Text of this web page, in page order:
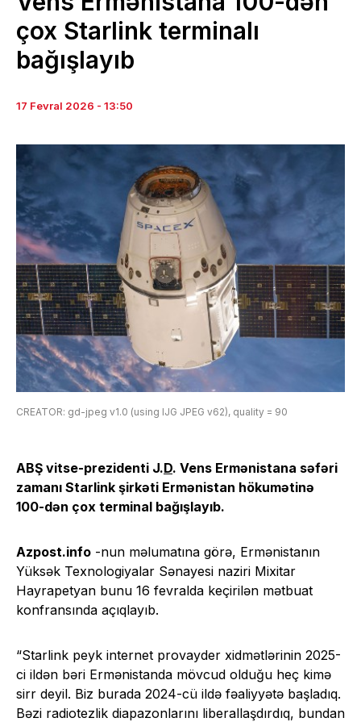
çox Starlink terminalı
bağışlayıb
17 Fevral 2026 - 13:50
CREATOR: gd-jpeg v1.0 (using IJG JPEG v62), quality = 90
ABŞ vitse-prezidenti J.D. Vens Ermənistana səfəri
zamanı Starlink şirkəti Ermənistan hökumətinə
100-dən çox terminal bağışlayıb.
Azpost.info -nun məlumatına görə, Ermənistanın
Yüksək Texnologiyalar Sənayesi naziri Mixitar
Hayrapetyan bunu 16 fevralda keçirilən mətbuat
konfransında açıqlayıb.
“Starlink peyk internet provayder xidmətlərinin 2025-
ci ildən bəri Ermənistanda mövcud olduğu heç kimə
sirr deyil. Biz burada 2024-cü ildə fəaliyyətə başladıq.
Bəzi radiotezlik diapazonlarını liberallaşdırdıq, bundan